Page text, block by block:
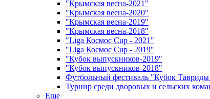
"Крымская весна-2021"
"Крымская весна-2020"
"Крымская весна-2019"
"Крымская весна-2018"
"Liga Космос Cup - 2021"
"Liga Космос Cup - 2019"
"Кубок выпускников-2019"
"Кубок выпускников-2018"
Футбольный фестиваль "Кубок
Турнир среди дворовых и сельских
Еще